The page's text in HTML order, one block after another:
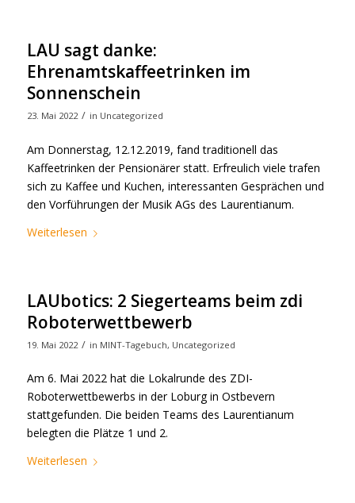
LAU sagt danke:
Ehrenamtskaffeetrinken im
Sonnenschein
23. Mai 2022 / in Uncategorized
Am Donnerstag, 12.12.2019, fand traditionell das
Kaffeetrinken der Pensionärer statt. Erfreulich viele trafen
sich zu Kaffee und Kuchen, interessanten Gesprächen und
den Vorführungen der Musik AGs des Laurentianum.
Weiterlesen
LAUbotics: 2 Siegerteams beim zdi
Roboterwettbewerb
19. Mai 2022 / in MINT-Tagebuch, Uncategorized
Am 6. Mai 2022 hat die Lokalrunde des ZDI-
Roboterwettbewerbs in der Loburg in Ostbevern
stattgefunden. Die beiden Teams des Laurentianum
belegten die Plätze 1 und 2.
Weiterlesen